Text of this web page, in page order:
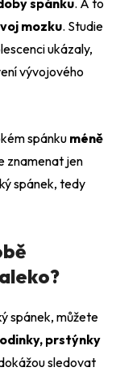
spánku. A to
mozku. Studie
ukázaly,
vývojového
spánku méně
znamenat jen
spánek, tedy
spánek, můžete
prstýnky
sledovat